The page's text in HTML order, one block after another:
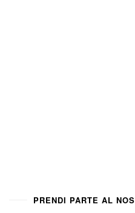
PRENDI PARTE AL